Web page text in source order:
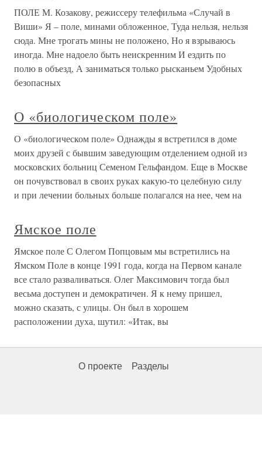
ПОЛЕ М. Козакову, режиссеру телефильма «Случай в
Виши» Я – поле, минами обложенное, Туда нельзя, нельзя
сюда. Мне трогать мины не положено, Но я взрываюсь
иногда. Мне надоело быть неискренним И ездить по
полю в объезд, А заниматься только рысканьем Удобных
безопасных
О «биологическом поле»
О «биологическом поле» Однажды я встретился в доме
моих друзей с бывшим заведующим отделением одной из
московских больниц Семеном Гельфандом. Еще в Москве
он почувствовал в своих руках какую-то целебную силу
и при лечении больных больше полагался на нее, чем на
Ямское поле
Ямское поле С Олегом Попцовым мы встретились на
Ямском Поле в конце 1991 года, когда на Первом канале
все стало разваливаться. Олег Максимович тогда был
весьма доступен и демократичен. Я к нему пришел,
можно сказать, с улицы. Он был в хорошем
расположении духа, шутил: «Итак, вы
О проекте Разделы